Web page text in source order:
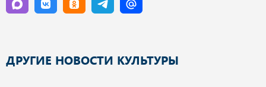
ДРУГИЕ НОВОСТИ КУЛЬТУРЫ